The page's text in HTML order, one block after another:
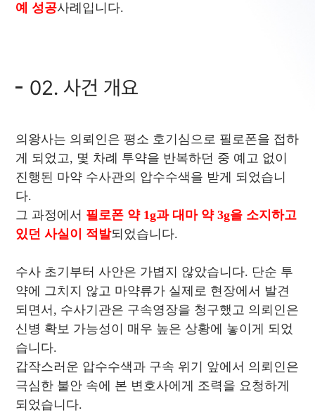
예 성공사례입니다.
02. 사건 개요
의왕사는 의뢰인은 평소 호기심으로 필로폰을 접하
게 되었고, 몇 차례 투약을 반복하던 중 예고 없이
진행된 마약 수사관의 압수수색을 받게 되었습니
다.
그 과정에서 필로폰 약 1g과 대마 약 3g을 소지하고
있던 사실이 적발되었습니다.
수사 초기부터 사안은 가볍지 않았습니다. 단순 투
약에 그치지 않고 마약류가 실제로 현장에서 발견
되면서, 수사기관은 구속영장을 청구했고 의뢰인은
신병 확보 가능성이 매우 높은 상황에 놓이게 되었
습니다.
갑작스러운 압수수색과 구속 위기 앞에서 의뢰인은
극심한 불안 속에 본 변호사에게 조력을 요청하게
되었습니다.